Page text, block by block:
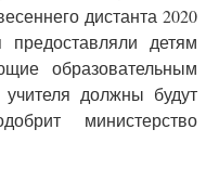
дистанта 2020
предоставляли детям
образовательным
должны будут
министерство